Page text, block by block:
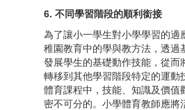
6. 不同學習階段的順利銜接
為了讓小一學生對小學學習的適
稚園教育中的學與教方法，透過
發展學生的基礎動作技能，從而
轉移到其他學習階段特定的運動
體育課程中，技能、知識及價值
密不可分的。小學體育教師應將